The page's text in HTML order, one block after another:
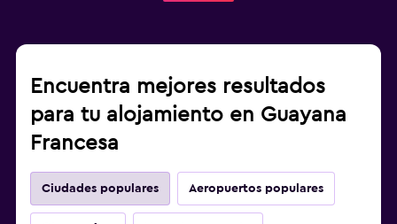
Encuentra mejores resultados
para tu alojamiento en Guayana
Francesa
Ciudades populares Aeropuertos populares